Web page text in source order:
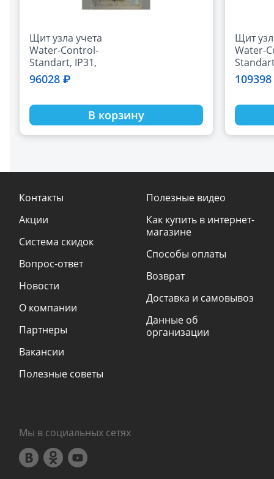
Щит узла учета
Water-Control-
Standart, IP31,
500х400х220
96028 ₽
В корзину
Щит
Water-
Контакты
Акции
Система скидок
Вопрос-ответ
Новости
О компании
Партнеры
Вакансии
Полезные советы
Полезные видео
Как купить в интернет-
магазине
Способы оплаты
Возврат
Доставка и самовывоз
Данные об
организации
Мы в социальных сетях